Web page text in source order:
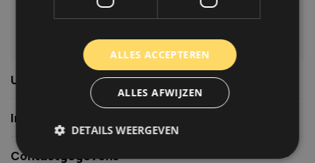
Usefull links
Informatie
Contactgegevens
ALLES ACCEPTEREN
ALLES AFWIJZEN
DETAILS WEERGEVEN